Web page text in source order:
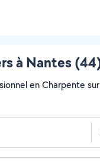
à Nantes
en Charpente